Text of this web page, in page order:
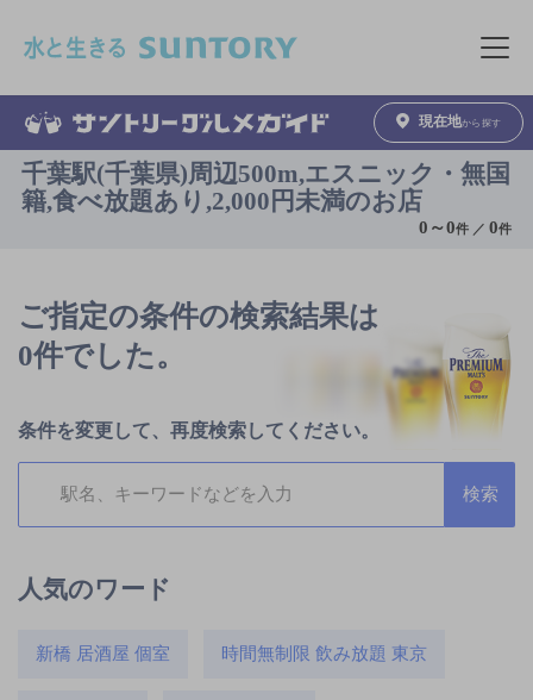
メニュ
現在地から探す
千葉駅(千葉県)周辺500m,エスニック・無国
籍,食べ放題あり,2,000円未満のお店
0 ～0件 ／0件
ご指定の条件の検索結果は
0件でした。
条件を変更して、再度検索してください。
人気のワード
新橋 居酒屋 個室 時間無制限 飲み放題 東京